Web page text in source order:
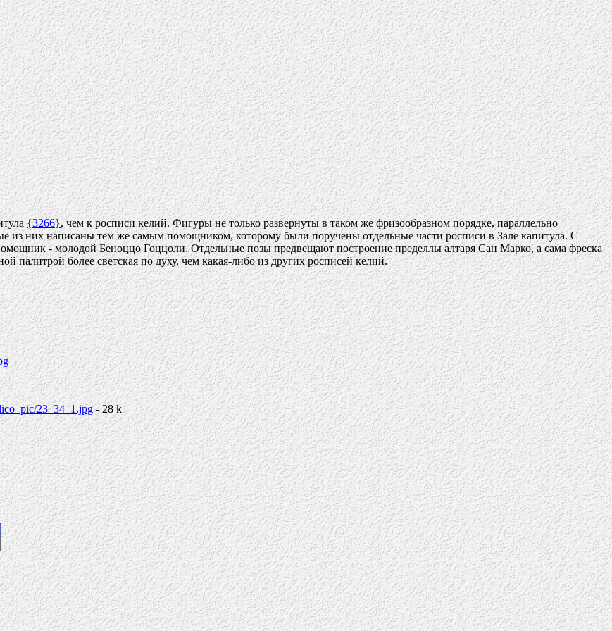
{3266}, чем к росписи келий. Фигуры не только развернуты в таком же фризообразном порядке, параллельно
из них написаны тем же самым помощником, которому были поручены отдельные части росписи в Зале капитула. С
- молодой Беноццо Гоццоли. Отдельные позы предвещают построение пределлы алтаря Сан Марко, а сама фреска
палитрой более светская по духу, чем какая-либо из других росписей келий.
23_34_1.jpg- 28 k